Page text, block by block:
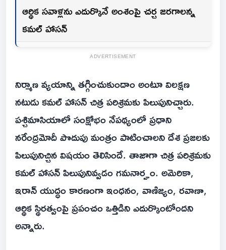
ఆర్థిక సవాళ్లను ఎదుర్కొనే అంశంపై చర్చ జరగాలన్న
కమల్ హాసన్
ADVERTISEMENT
నిర్మాణ వ్యయాన్ని తగ్గించుకుందాం అంటూ విలక్షణ
నటుడు కమల్ హాసన్ చిత్ర పరిశ్రమకు పిలుపునిచ్చారు.
పశ్చిమాసియాలో సంక్షోభం నేపథ్యంలో ప్రధాని
నరేంద్రమోదీ పొదుపు మంత్రం పాటించాలని దేశ ప్రజలకు
పిలుపునిచ్చిన విషయం తెలిసిందే. తాజాగా చిత్ర పరిశ్రమకు
కమల్ హాసన్ పిలుపునివ్వడం గమనార్హం. అమెరికా,
ఇరాన్ యుద్ధం కారణంగా ఇంధనం, వాణిజ్యం, రవాణా,
ఆర్థిక స్థిరత్వంపై ప్రపంచం ఒత్తిడిని ఎదుర్కొంటోందని
అన్నారు.